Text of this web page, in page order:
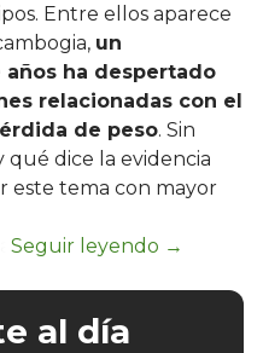
Entre ellos aparece
un
ha despertado
relacionadas con el
de peso. Sin
qué dice la evidencia
este tema con mayor
al día